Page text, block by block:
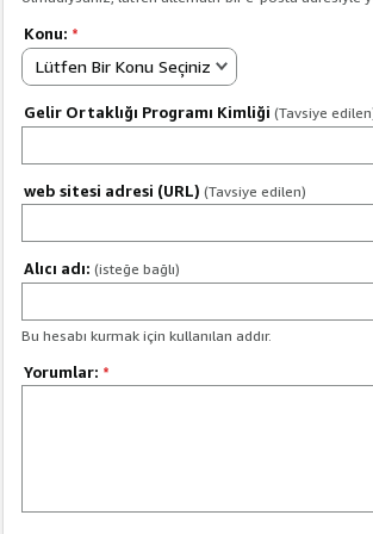
Konu: *
Lütfen Bir Konu Seçiniz
Gelir Ortaklığı Programı Kimliği (Tavsiye
web sitesi adresi (URL) (Tavsiye edilen)
Alıcı adı: (isteğe bağlı)
Bu hesabı kurmak için kullanılan addır.
Yorumlar: *